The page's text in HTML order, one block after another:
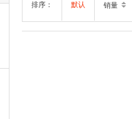
排序： 默认 销量